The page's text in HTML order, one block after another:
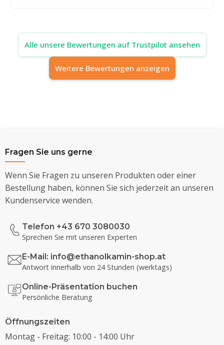
Alle unsere Bewertungen auf Trustpilot ansehen
Weitere Bewertungen anzeigen
Fragen Sie uns gerne
Wenn Sie Fragen zu unseren Produkten oder einer
Bestellung haben, können Sie sich jederzeit an unseren
Kundenservice wenden.
Telefon +43 670 3080030
Sprechen Sie mit unseren Experten
E-Mail: info@ethanolkamin-shop.at
Antwort innerhalb von 24 Stunden (werktags)
Online-Präsentation buchen
Persönliche Beratung
Öffnungszeiten
Montag - Freitag: 10:00 - 14:00 Uhr